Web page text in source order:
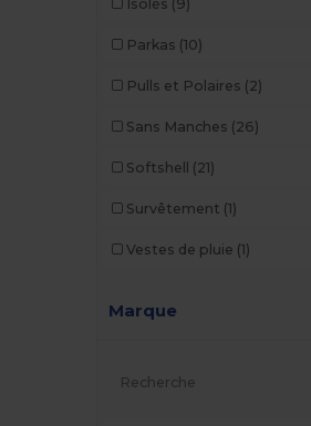
Isolés (9)
Parkas (10)
Pulls et Polaires (2)
Sans Manches (26)
Softshell (21)
Survêtement (1)
Vestes de pluie (1)
Marque